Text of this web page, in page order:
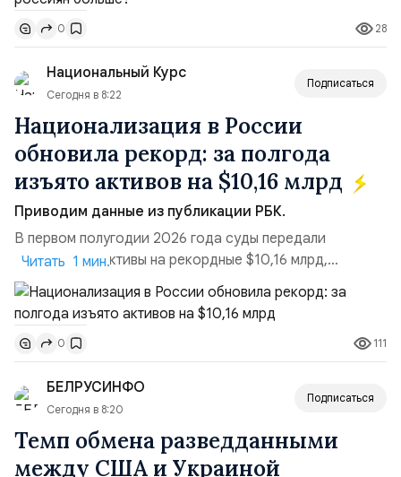
поставках бензина. А с другой – технологическая
турбулентность: перебои в работе интернета,
блокировки сайтов, необходимость осваивать VPN и
российские платформы.Что из этого бье...
0 28
Национальный Курс
Сегодня в 8:22
Подписаться
Национализация в России
обновила рекорд: за полгода
изъято активов на $10,16 млрд
Приводим данные из публикации РБК.
В первом полугодии 2026 года суды передали
государству активы на рекордные $10,16 млрд,
подсчитали аналитики AK&M. Это в 2,5 раза больше,
чем за аналогичный период 2025 года ($3,95 млрд).
Всего зафиксировано 15 национализационных
транзакций, которые обеспечили 42,2% денежного
объёма всего российского рынка слияний и
поглощений. Крупнейшей ...
Читать 1 мин.
0 111
БЕЛРУСИНФО
Сегодня в 8:20
Подписаться
Темп обмена разведданными
между США и Украиной